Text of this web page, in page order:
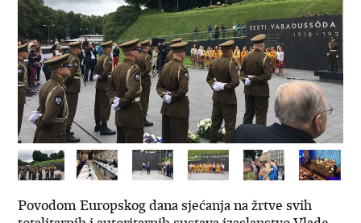
Povodom Europskog dana sjećanja na žrtve svih